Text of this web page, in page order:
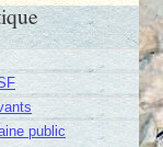
public